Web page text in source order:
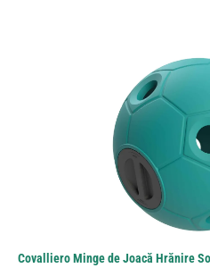
Covalliero Minge de Joacă Hrănire